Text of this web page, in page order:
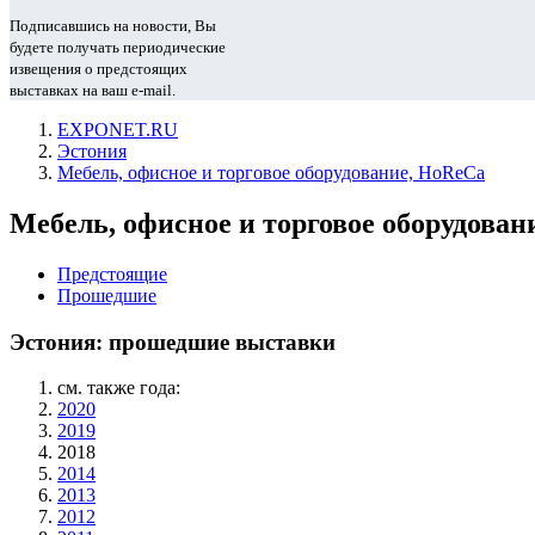
Подписавшись на новости, Вы
будете получать периодические
извещения о предстоящих
выставках на ваш e-mail.
EXPONET.RU
Эстония
Мебель, офисное и торговое оборудование, HoReCa
Мебель, офисное и торговое
Предстоящие
Прошедшие
Эстония: прошедшие выставки
см. также года:
2020
2019
2018
2014
2013
2012